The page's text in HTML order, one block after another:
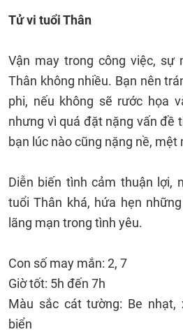
Tử vi tuổi Thân
Vận may trong công việc, sự
Thân không nhiều. Bạn nên
phi, nếu không sẽ rước họa
nhưng vì quá đặt nặng vấn đề
bạn lúc nào cũng nặng nề, mệt
Diễn biến tình cảm thuận lợi,
tuổi Thân khá, hứa hẹn
lãng mạn trong tình yêu.
Con số may mắn: 2, 7
Giờ tốt: 5h đến 7h
Màu sắc cát tường: Be nhạt,
biển